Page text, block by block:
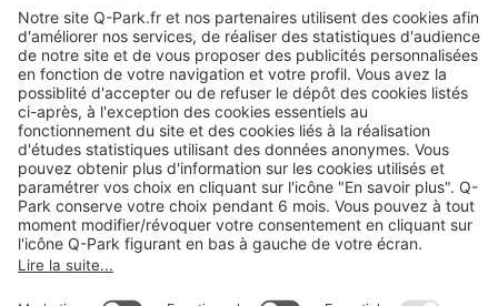
Nos produits
Nos services
Cookies